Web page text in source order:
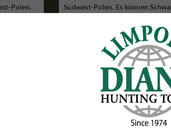
Polen.
und
oder Sie
Südwest-Polen. Es können
Kombination mit dem
angeboten. Sehr gute Unterkunft
Abrechnung kann nach Preisliste
3 TAGE JAGDAUFENTHALT